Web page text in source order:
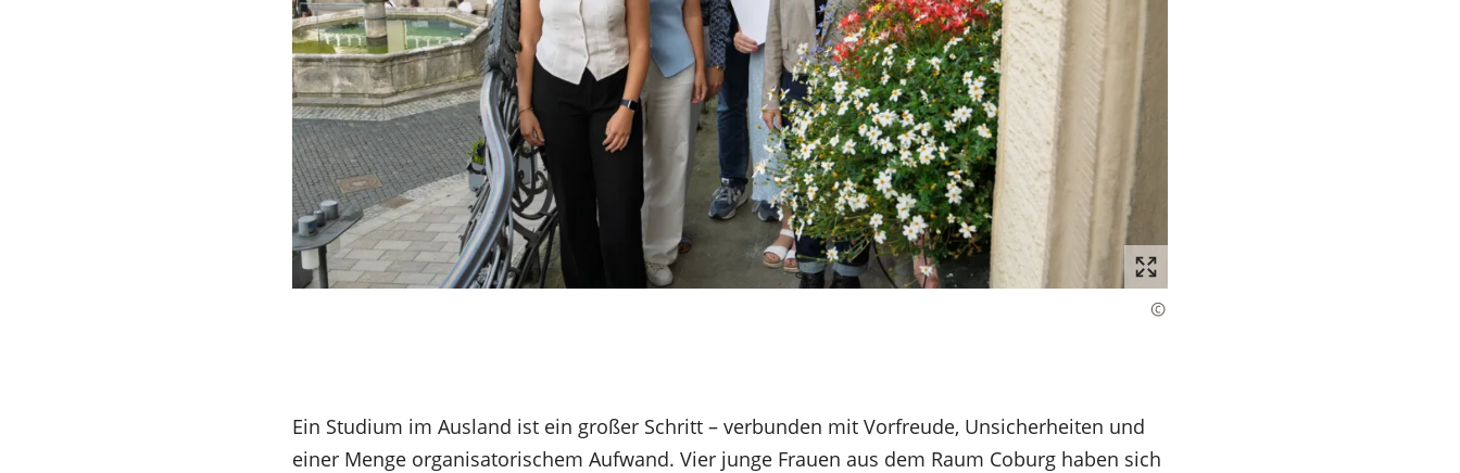
Ein Studium im Ausland ist ein großer Schritt – verbunden mit Vorfreude, Unsicherheiten und
einer Menge organisatorischem Aufwand. Vier junge Frauen aus dem Raum Coburg haben sich